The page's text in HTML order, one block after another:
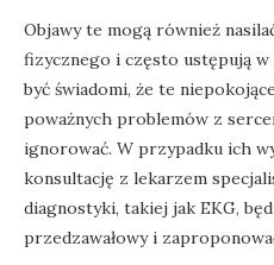
Objawy te mogą również
fizycznego i często ustępują
być świadomi, że te
poważnych problemów z
ignorować. W przypadku ich
konsultację z lekarzem
diagnostyki, takiej jak EKG,
przedzawałowy i